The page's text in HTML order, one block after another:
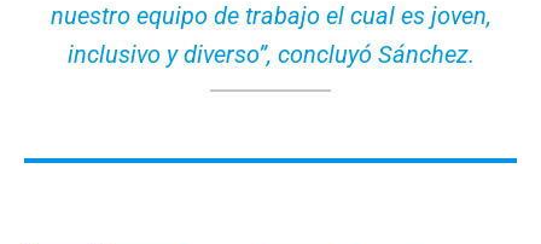
nuestro equipo de trabajo el cual es joven,
inclusivo y diverso”, concluyó Sánchez.